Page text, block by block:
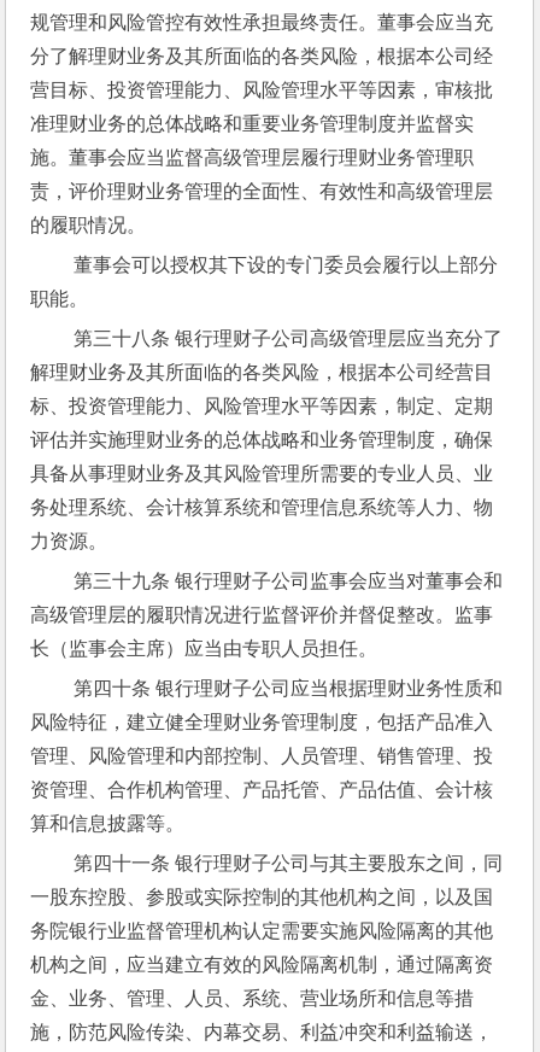
规管理和风险管控有效性承担最终责任。董事会应当充
分了解理财业务及其所面临的各类风险，根据本公司经
营目标、投资管理能力、风险管理水平等因素，审核批
准理财业务的总体战略和重要业务管理制度并监督实
施。董事会应当监督高级管理层履行理财业务管理职
责，评价理财业务管理的全面性、有效性和高级管理层
的履职情况。
董事会可以授权其下设的专门委员会履行以上部分
职能。
第三十八条 银行理财子公司高级管理层应当充分了
解理财业务及其所面临的各类风险，根据本公司经营目
标、投资管理能力、风险管理水平等因素，制定、定期
评估并实施理财业务的总体战略和业务管理制度，确保
具备从事理财业务及其风险管理所需要的专业人员、业
务处理系统、会计核算系统和管理信息系统等人力、物
力资源。
第三十九条 银行理财子公司监事会应当对董事会和
高级管理层的履职情况进行监督评价并督促整改。监事
长（监事会主席）应当由专职人员担任。
第四十条 银行理财子公司应当根据理财业务性质和
风险特征，建立健全理财业务管理制度，包括产品准入
管理、风险管理和内部控制、人员管理、销售管理、投
资管理、合作机构管理、产品托管、产品估值、会计核
算和信息披露等。
第四十一条 银行理财子公司与其主要股东之间，同
一股东控股、参股或实际控制的其他机构之间，以及国
务院银行业监督管理机构认定需要实施风险隔离的其他
机构之间，应当建立有效的风险隔离机制，通过隔离资
金、业务、管理、人员、系统、营业场所和信息等措
施，防范风险传染、内幕交易、利益冲突和利益输送，